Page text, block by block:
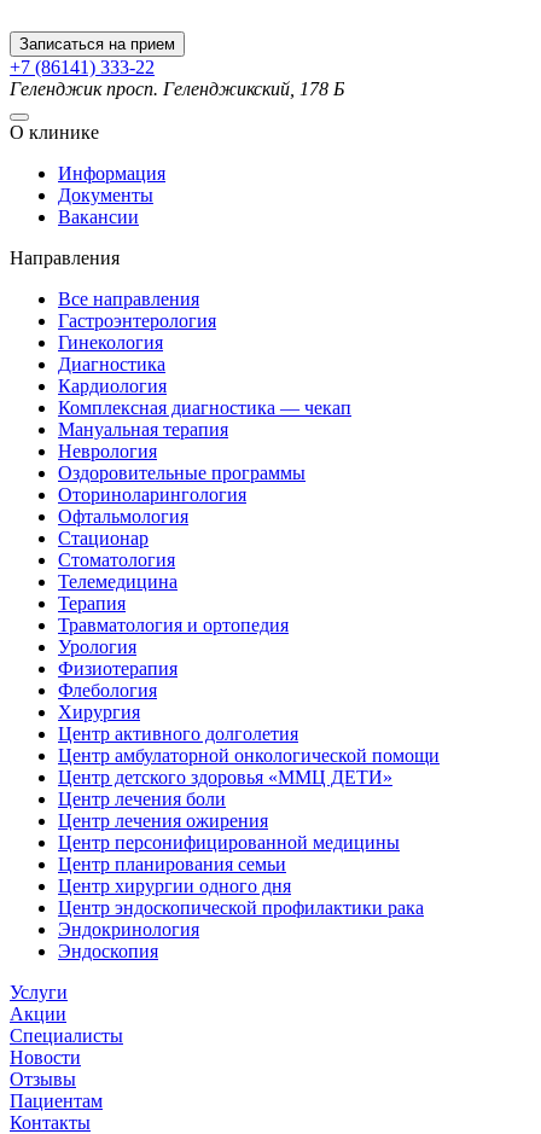
Записаться на прием
+7 (86141) 333-22
Геленджикпросп. Геленджикский, 178 Б
О клинике
Информация
Документы
Вакансии
Направления
Все направления
Гастроэнтерология
Гинекология
Диагностика
Кардиология
Комплексная диагностика — чекап
Мануальная терапия
Неврология
Оздоровительные программы
Оториноларингология
Офтальмология
Стационар
Стоматология
Телемедицина
Терапия
Травматология и ортопедия
Урология
Физиотерапия
Флебология
Хирургия
Центр активного долголетия
Центр амбулаторной онкологической помощи
Центр детского здоровья «ММЦ ДЕТИ»
Центр лечения боли
Центр лечения ожирения
Центр персонифицированной медицины
Центр планирования семьи
Центр хирургии одного дня
Центр эндоскопической профилактики рака
Эндокринология
Эндоскопия
Услуги
Акции
Специалисты
Новости
Отзывы
Пациентам
Контакты